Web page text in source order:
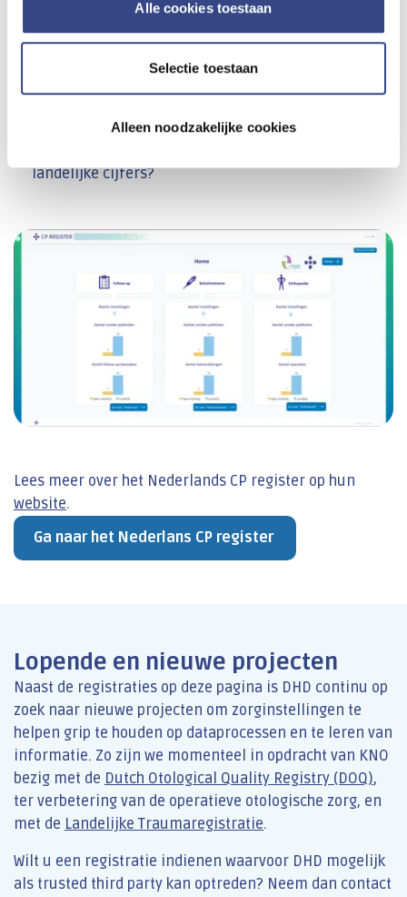
Alle cookies toestaan
Selectie toestaan
Alleen noodzakelijke cookies
Wat was het aantal follow-up bezoeken in 2023?
Hoe verhoudt de heupontwikkeling per
landelijke cijfers?
Lees meer over het Nederlands CP register op hun
website.
Ga naar het Nederlans CP register
Lopende en nieuwe projecten
Naast de registraties op deze pagina is DHD continu op
zoek naar nieuwe projecten om zorginstellingen te
helpen grip te houden op dataprocessen en te leren van
informatie. Zo zijn we momenteel in opdracht van KNO
bezig met de Dutch Otological Quality Registry (DOQ),
ter verbetering van de operatieve otologische zorg, en
met de Landelijke Traumaregistratie.
Wilt u een registratie indienen waarvoor DHD mogelijk
als trusted third party kan optreden? Neem dan contact